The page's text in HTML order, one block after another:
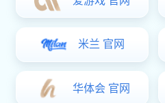
产品
基于机器学习的数据驱动建模